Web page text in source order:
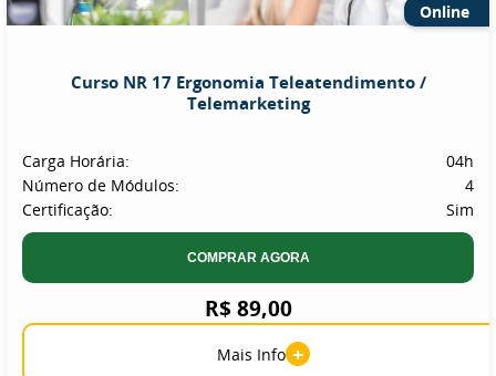
Online
Curso NR 17 Ergonomia Teleatendimento /
Telemarketing
Carga Horária:
04h
Número de Módulos:
4
Certificação:
Sim
COMPRAR AGORA
R$ 89,00
Mais Info +